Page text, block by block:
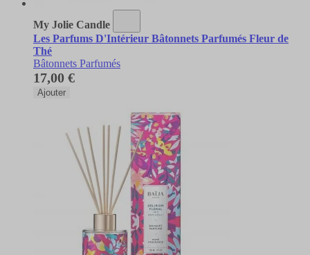
My Jolie Candle
Les Parfums D'Intérieur Bâtonnets Parfumés Fleur de
Thé
Bâtonnets Parfumés
17,00 €
Ajouter